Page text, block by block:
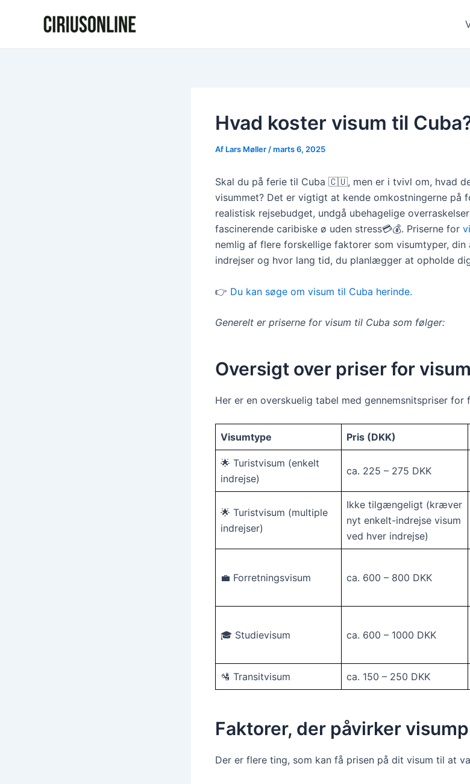
Hvad koster visum til
Af Lars Møller /marts 6, 2025
Skal du på ferie til Cuba 🇨🇺, men er i tvivl om, hvad
visummet? Det er vigtigt at kende omkostningerne på
realistisk rejsebudget, undgå ubehagelige
fascinerende caribiske ø uden stress💳💰. Priserne for
nemlig af flere forskellige faktorer som visumtyper, din
indrejser og hvor lang tid, du planlægger at opholde
👉 Du kan søge om visum til Cuba herinde.
Generelt er priserne for visum til Cuba som følger:
Oversigt over priser for
Her er en overskuelig tabel med gennemsnitspriser for
Visumtype Pris (DKK)
🌟 Turistvisum (enkelt
indrejse)
ca. 225 – 275 DKK
🌟 Turistvisum (multiple
indrejser)
Ikke tilgængeligt (kræver
nyt enkelt-indrejse visum
ved hver indrejse)
💼 Forretningsvisum ca. 600 – 800 DKK
🎓 Studievisum ca. 600 – 1000 DKK
🛂 Transitvisum ca. 150 – 250 DKK
Faktorer, der påvirker
Der er flere ting, som kan få prisen på dit visum til at